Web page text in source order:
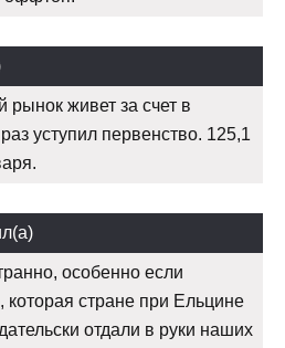
рынок живет за счет в
уступил первенство. 125,1
особенно если
которая стране при Ельцине
отдали в руки наших